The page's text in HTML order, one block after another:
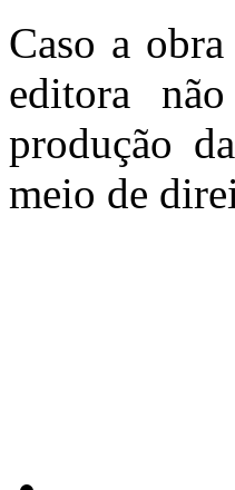
Caso a
editora
produção
meio de